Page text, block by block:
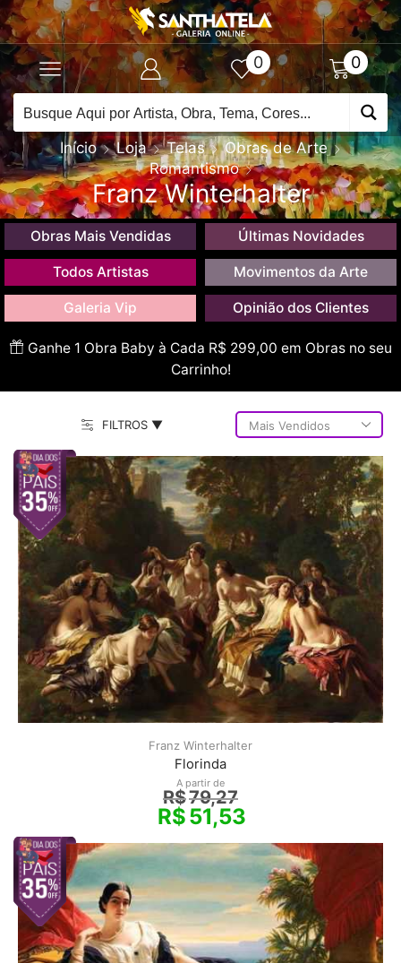
0 0
Início Loja Telas
Obras de Arte
Romantismo
Franz Winterhalter
Obras Mais Vendidas Últimas Novidades
Todos Artistas Movimentos da Arte
Galeria Vip Opinião dos Clientes
Ganhe 1 Obra Baby à Cada R$ 299,00 em Obras no seu
Carrinho!
FILTROS ▼
Franz Winterhalter
Florinda
A partir de
R$79,27
R$51,53